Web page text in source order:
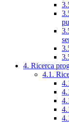
4. Ricerca
4.1.